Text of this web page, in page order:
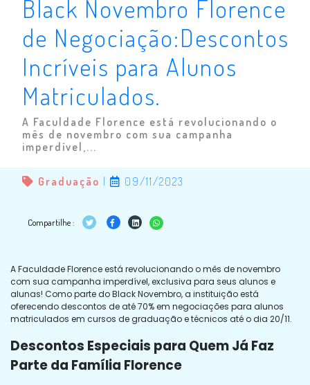
Black Novembro Florence
de Negociação:Descontos
Incríveis para Alunos
Matriculados.
A Faculdade Florence está revolucionando o
mês de novembro com sua campanha
imperdível,...
Graduação | 09/11/2023
Compartilhe :
A Faculdade Florence está revolucionando o mês de novembro
com sua campanha imperdível, exclusiva para seus alunos e
alunas! Como parte do Black Novembro, a instituição está
oferecendo descontos de até 70% em negociações para alunos
matriculados em cursos de graduação e técnicos até o dia 20/11.
Descontos Especiais para Quem Já Faz
Parte da Família Florence